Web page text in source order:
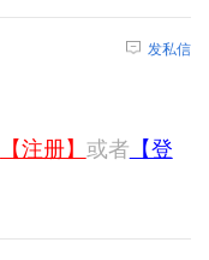
发私信
【注册】 或者 【登